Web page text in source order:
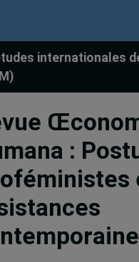
internationales
: